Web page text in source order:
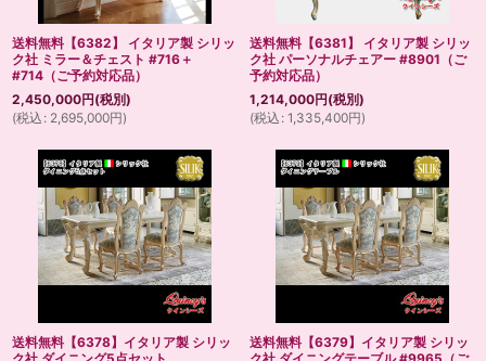
送料無料【6382】 イタリア製 シリッ
ク社 ミラー＆チェスト #716＋
#714（ご予約対応品）
2,450,000円(税別)
(税込 : 2,695,000円)
送料無料【6381】 イタリア製 シリッ
ク社 パーソナルチェアー #8901（ご
予約対応品）
1,214,000円(税別)
(税込 : 1,335,400円)
送料無料【6378】イタリア製 シリッ
送料無料【6379】イタリア製 シリッ